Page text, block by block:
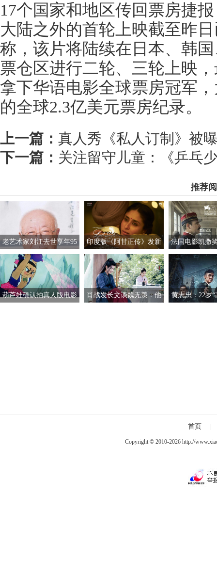
17个国家和地区传回票房捷
大陆之外的首轮上映截至昨
称，该片将陆续在日本、韩
票仓区进行二轮、三轮上映
拿下华语电影全球票房冠军
的全球2.3亿美元票房纪录。
上一篇： 真人秀《私人订制》被
下一篇： 关注留守儿童：《乒乓
推荐
老艺术家刘江去世享年95
岁 曾饰演过胡汉三
印度版《阿甘正传》发新
海报 阿米尔汗与女主亮相
法国电影凯撒
风波 董事会成
葫芦娃确认拍真人版电影
肖战发长文谈魏无羡：他
黄志忠：22岁“
首页
Copyright © 2010-2026 http://